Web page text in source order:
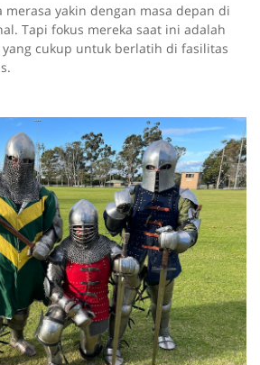
yakin dengan masa depan di
Tapi fokus mereka saat ini adalah
cukup untuk berlatih di fasilitas